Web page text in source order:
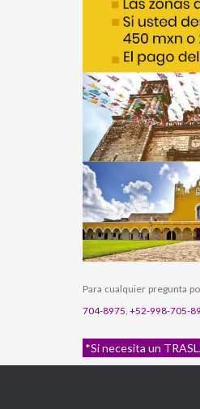
Para cualquier pregunta
704-8975 +52-998-705-
*Si necesita un